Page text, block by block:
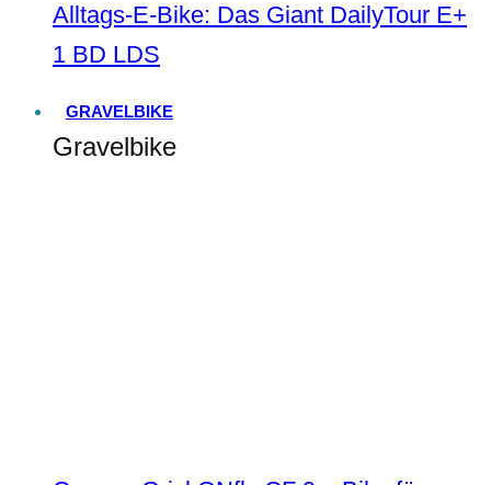
Alltags-E-Bike: Das Giant DailyTour E+
1 BD LDS
GRAVELBIKE
Gravelbike